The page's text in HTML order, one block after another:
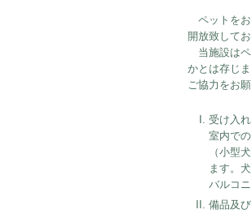
ペットをお
開放致してお
当施設はペ
かとは存じ
ご協力をお
受け入
室内で
（小型
ます。
バルコ
備品及